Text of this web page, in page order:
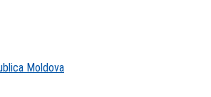
Moldova